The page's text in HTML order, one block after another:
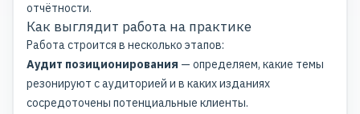
отчётности.
Как выглядит работа на практике
Работа строится в несколько этапов:
Аудит позиционирования — определяем, какие темы
резонируют с аудиторией и в каких изданиях
сосредоточены потенциальные клиенты.